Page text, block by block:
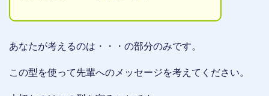
あなたが考えるのは・・・の部分のみです。
この型を使って先輩へのメッセージを考えてください。